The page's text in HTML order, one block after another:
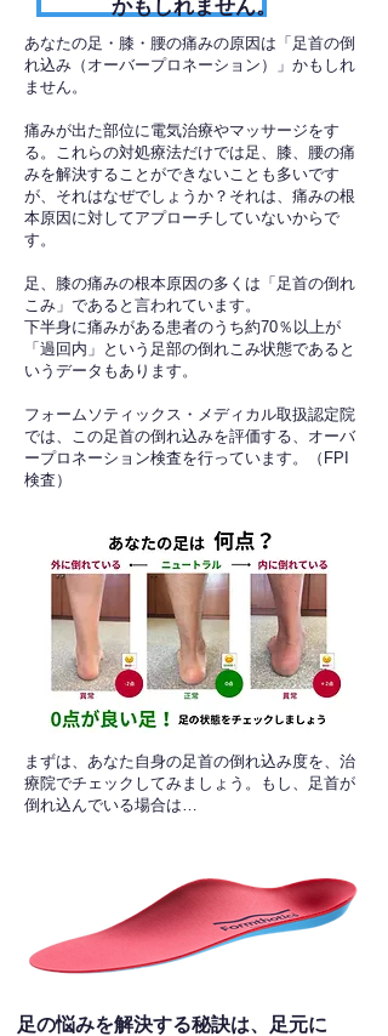
かもしれません。
あなたの足・膝・腰の痛みの原因は「足首の倒
れ込み（オーバープロネーション）」かもしれ
ません。
痛みが出た部位に電気治療やマッサージをす
る。これらの対処療法だけでは足、膝、腰の痛
みを解決することができないことも多いです
が、それはなぜでしょうか？それは、痛みの根
本原因に対してアプローチしていないからで
す。
足、膝の痛みの根本原因の多くは「足首の倒れ
こみ」であると言われています。
下半身に痛みがある患者のうち約70％以上が
「過回内」という足部の倒れこみ状態であると
いうデータもあります。
フォームソティックス・メディカル取扱認定院
では、この足首の倒れ込みを評価する、オーバ
ープロネーション検査を行っています。（FPI
検査）​
​まずは、あなた自身の足首の倒れ込み度を、治
療院でチェックしてみましょう。もし、足首が
倒れ込んでいる場合は…
足の悩みを解決する秘訣は、足元に